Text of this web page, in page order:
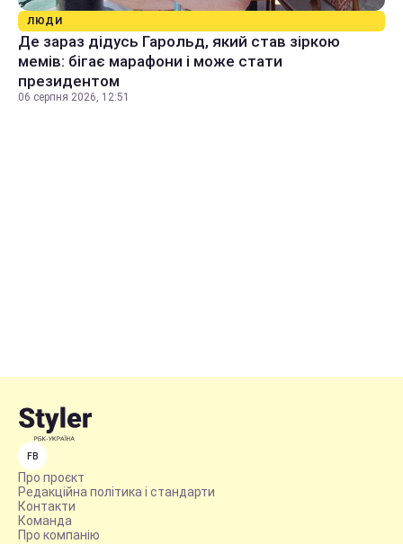
ЛЮДИ
Де зараз дідусь Гарольд, який став зіркою
мемів: бігає марафони і може стати
президентом
06 серпня 2026, 12:51
FB
Про проєкт
Редакційна політика і стандарти
Контакти
Команда
Про компанію